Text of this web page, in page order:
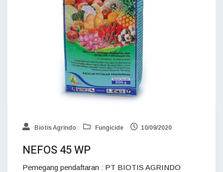
Biotis Agrindo Fungicide 10/09/2020
NEFOS 45 WP
Pemegang pendaftaran : PT BIOTIS AGRINDO